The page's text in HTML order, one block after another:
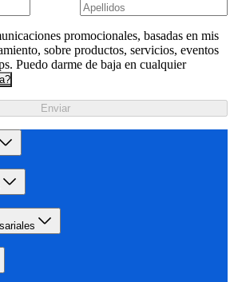
promocionales, basadas en mis
sobre productos, servicios, eventos
Puedo darme de baja en cualquier
Enviar